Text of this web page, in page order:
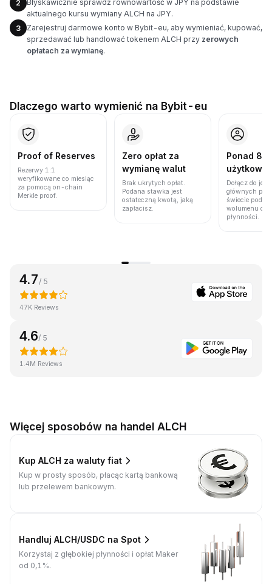
2
Błyskawicznie sprawdź równowartość w JPY na podstawie
aktualnego kursu wymiany ALCH na JPY.
3
Zarejestruj darmowe konto w Bybit-eu, aby wymieniać, kupować,
sprzedawać lub handlować tokenem ALCH przy zerowych
opłatach za wymianę.
Dlaczego warto wymienić na Bybit-eu
Proof of Reserves
Rezerwy 1:1
weryfikowane co miesiąc
za pomocą on-chain
Merkle proof.
Zero opłat za
wymianę walut
Brak ukrytych opłat.
Podana stawka jest
ostateczną kwotą, jaką
zapłacisz.
Ponad 86
Dołącz do
głównych
świecie pod
wolumenu
płynności.
4.7 / 5
47K Reviews
4.6/ 5
1.4M Reviews
Więcej sposobów na handel ALCH
Kup ALCH za waluty fiat
Kup w prosty sposób, płacąc kartą bankową
lub przelewem bankowym.
Handluj ALCH/USDC na Spot
Korzystaj z głębokiej płynności i opłat Maker
od 0,1%.